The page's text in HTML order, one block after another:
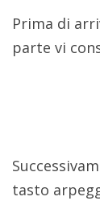
Prima di
parte vi
tasto